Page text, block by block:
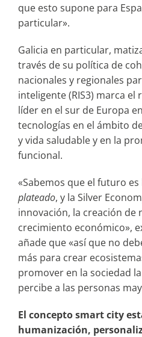
que esto supone para
particular».
Galicia en particular,
través de su política de
nacionales y regionales
inteligente (RIS3) marca el
líder en el sur de Europa
tecnologías en el ámbito
y vida saludable y en la
funcional.
«Sabemos que el futuro
plateado, y la Silver
innovación, la creación de
crecimiento económico»,
añade que «así que no
más para crear
promover en la sociedad
percibe a las personas
El concepto smart city
humanización,